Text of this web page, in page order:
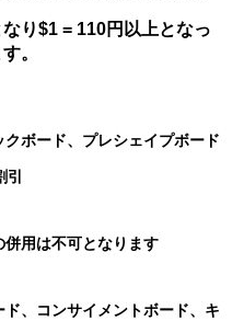
り$1 = 110円以上となっ
。
ボード、プレシェイプボード
用は不可となります
、コンサイメントボード、キ